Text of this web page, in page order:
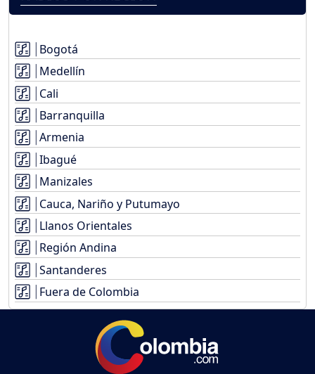
Bogotá
Medellín
Cali
Barranquilla
Armenia
Ibagué
Manizales
Cauca, Nariño y Putumayo
Llanos Orientales
Región Andina
Santanderes
Fuera de Colombia